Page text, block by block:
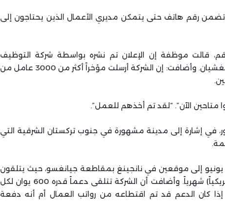
تضمن رقم هاتف حتى يتمكن مديري الأعمال الذين يحتاجون إلى
قالت موظفة إن الإعلان تم نشره بواسطة شركة التوظيف
بمقاطعة سيتشوان في محافظة ليانغشيان. وأضافت: إن الشركة أرسلت مؤخراً أكثر من 3000 عامل من
متاحين الآن”. “لقد تم أخذهم للعمل”.
في إشارة إلى مدينة مشهورة في جنوب تركستان الشرقية التي
إلى موقعين في نانجينغ بمقاطعة جيانغسو، حيث يتلقون
رواتب قدرها 2000 يوان (313 دولاراً أمريكياً) شهرياً. وأضافت أن الشركة تتلقى دعماً قدره 600 يوان لكل
كان الدعم قد تم اقتطاعه من رواتب العمال أم أنه دفعة